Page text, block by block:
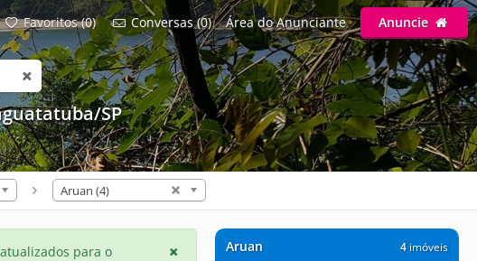
SP
Favoritos (0) Conversas (0) Área do Anunciante Anuncie
Aruan (4)
4imóveis
Aruan
para o